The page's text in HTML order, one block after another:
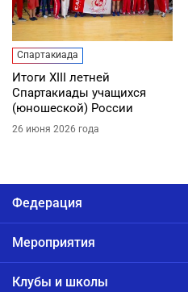
Спартакиада
Итоги XIII летней
Спартакиады учащихся
(юношеской) России
26 июня 2026 года
Федерация
Мероприятия
Клубы и школы